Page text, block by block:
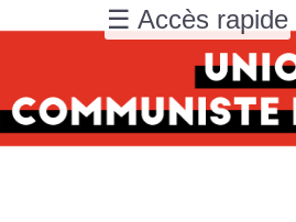
☰ Accès rapide